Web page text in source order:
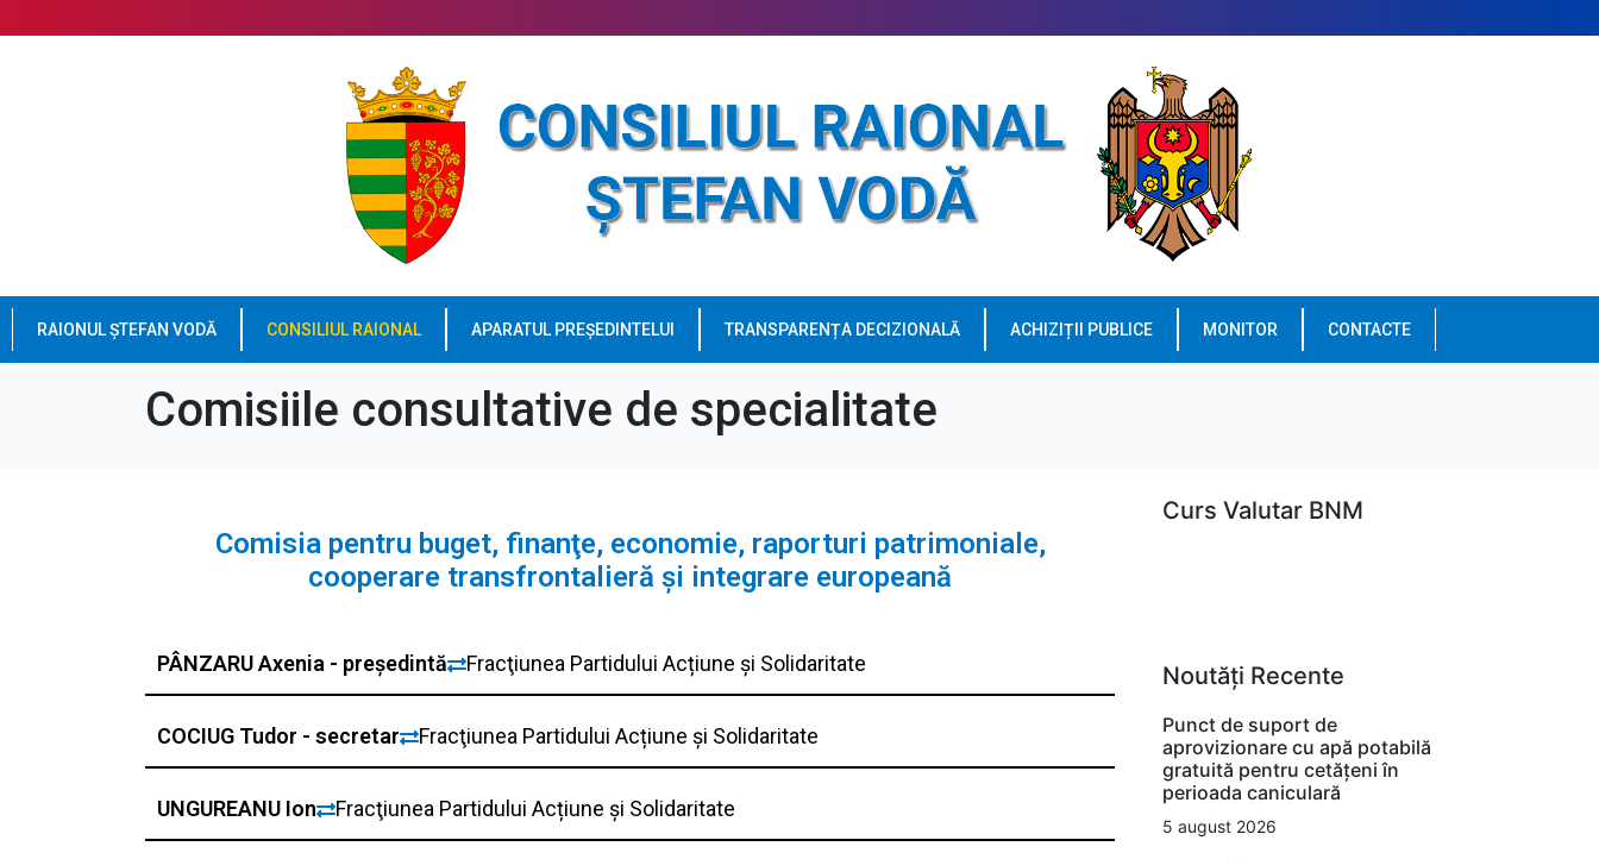
RAIONUL ȘTEFAN VODĂ CONSILIUL RAIONAL APARATUL PREȘEDINTELUI TRANSPARENȚA DECIZIONALĂ ACHIZIȚII PUBLICE MONITOR CONTACTE
Comisiile consultative de specialitate
Comisia pentru buget, finanţe, economie, raporturi patrimoniale,
cooperare transfrontalieră şi integrare europeană
PÂNZARU Axenia - președintă Fracţiunea Partidului Acțiune și Solidaritate
COCIUG Tudor - secretar Fracţiunea Partidului Acțiune și Solidaritate
UNGUREANU Ion Fracţiunea Partidului Acțiune și Solidaritate
Curs Valutar BNM
Noutăți Recente
Punct de suport de
aprovizionare cu apă potabilă
gratuită pentru cetățeni în
perioada caniculară
5 august 2026